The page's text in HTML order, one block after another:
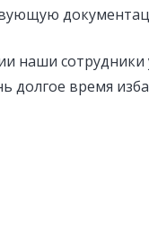
наши
долгое время